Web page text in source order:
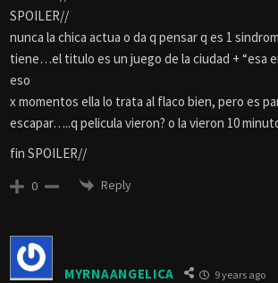
SPOILER//
nunca la chica actua o da q pensar q es 1
tiene…el titulo es un juego de la ciudad + “esa
eso
x momentos ella lo trata al flaco bien, pero es
escapar…..q pelicula vieron? o la vieron 10
fin SPOILER//
0 Reply
MYRNAANGELICA 9 years ago